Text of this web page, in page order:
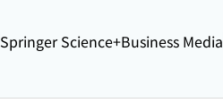
Springer Science+Business Media